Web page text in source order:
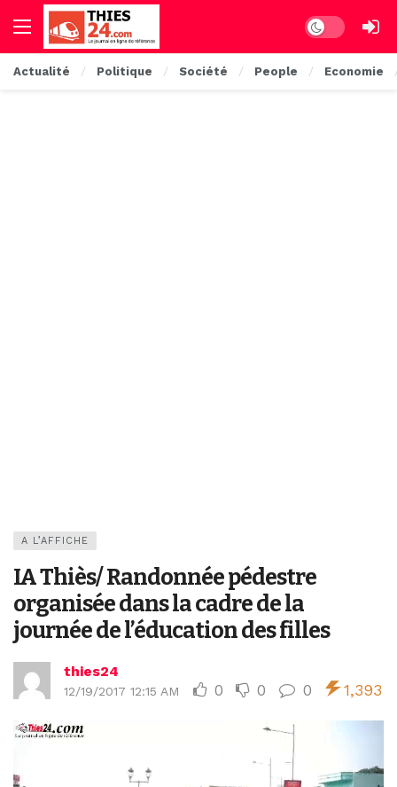
Dark mode
Actualité Politique Société People Economie
A L’AFFICHE
IA Thiès/ Randonnée pédestre
organisée dans la cadre de la
journée de l’éducation des filles
thies24
12/19/2017 12:15 AM 0 0 0 1,393